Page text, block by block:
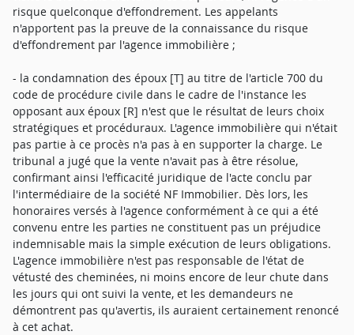
risque quelconque d'effondrement. Les appelants
n'apportent pas la preuve de la connaissance du risque
d'effondrement par l'agence immobilière ;
- la condamnation des époux [T] au titre de l'article 700 du
code de procédure civile dans le cadre de l'instance les
opposant aux époux [R] n'est que le résultat de leurs choix
stratégiques et procéduraux. L'agence immobilière qui n'était
pas partie à ce procès n'a pas à en supporter la charge. Le
tribunal a jugé que la vente n'avait pas à être résolue,
confirmant ainsi l'efficacité juridique de l'acte conclu par
l'intermédiaire de la société NF Immobilier. Dès lors, les
honoraires versés à l'agence conformément à ce qui a été
convenu entre les parties ne constituent pas un préjudice
indemnisable mais la simple exécution de leurs obligations.
L'agence immobilière n'est pas responsable de l'état de
vétusté des cheminées, ni moins encore de leur chute dans
les jours qui ont suivi la vente, et les demandeurs ne
démontrent pas qu'avertis, ils auraient certainement renoncé
à cet achat.